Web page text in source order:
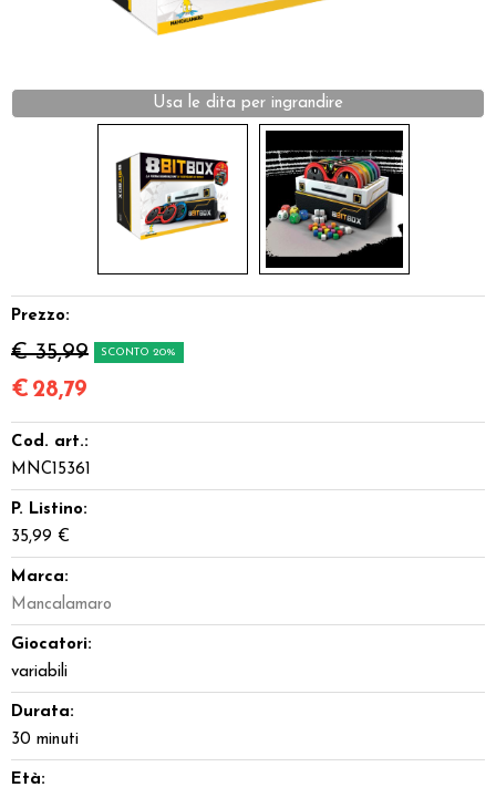
Offerte del Dragone
Usa le dita per ingrandire
Prezzo:
€ 35,99 SCONTO 20%
€ 28,79
Cod. art.:
MNC15361
P. Listino:
35,99 €
Marca:
Mancalamaro
Giocatori:
variabili
Durata:
30 minuti
Età: